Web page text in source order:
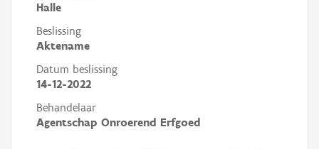
Halle
Beslissing
Aktename
Datum beslissing
14-12-2022
Behandelaar
Agentschap Onroerend Erfgoed